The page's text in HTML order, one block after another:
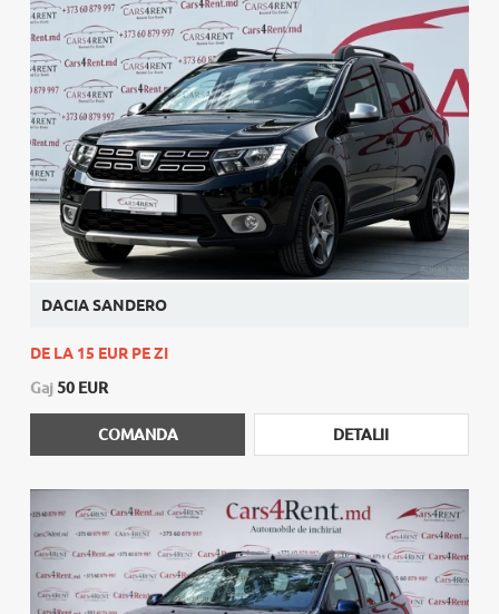
DACIA SANDERO
DE LA 15 EUR PE ZI
Gaj 50 EUR
COMANDA DETALII